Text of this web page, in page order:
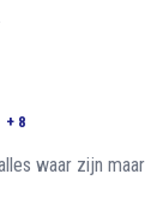
+ 8
waar zijn